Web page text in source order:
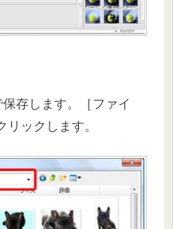
存します。［ファイ
ックします。